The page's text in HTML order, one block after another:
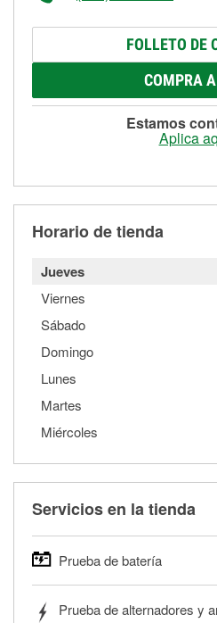
FOLLETO DE
COMPRA
Estamos
Aplica
Horario de tienda
Jueves
Viernes
Sábado
Domingo
Lunes
Martes
Miércoles
Servicios en la tienda
Prueba de batería
autos, camionetas, SUVs,
Prueba de alternadores y